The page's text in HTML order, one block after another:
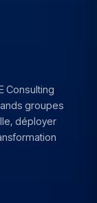
Consulting
groupes
déployer